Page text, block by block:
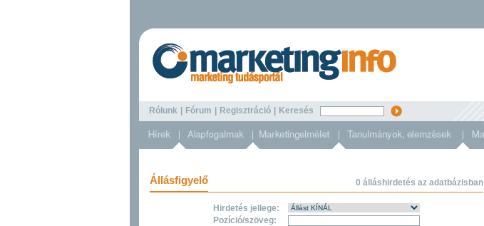
Rólunk Fórum Regisztráció Keresés
Állásfigyelő 0 álláshirdetés az adatbázisban
Hirdetés jellege:
Pozíció/szöveg: